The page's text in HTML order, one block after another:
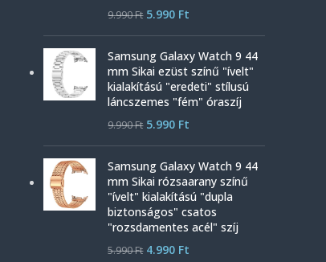
9.990Ft 5.990 Ft
Samsung Galaxy Watch 9 44
mm Sikai ezüst színű "ívelt"
kialakítású "eredeti" stílusú
láncszemes "fém" óraszíj
9.990Ft 5.990 Ft
Samsung Galaxy Watch 9 44
mm Sikai rózsaarany színű
"ívelt" kialakítású "dupla
biztonságos" csatos
"rozsdamentes acél" szíj
5.990Ft 4.990 Ft